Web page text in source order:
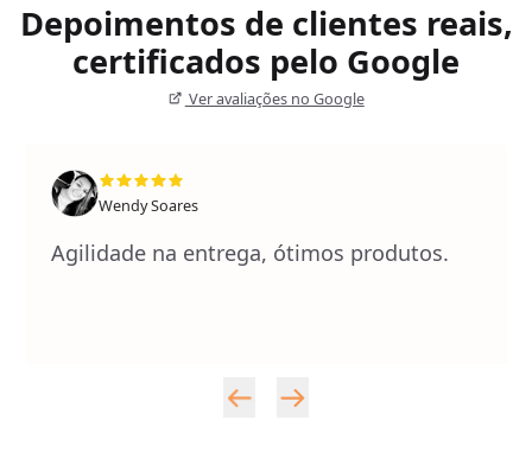
Depoimentos de clientes reais,
certificados pelo Google
Ver avaliações no Google
Wendy Soares
Agilidade na entrega, ótimos produtos.